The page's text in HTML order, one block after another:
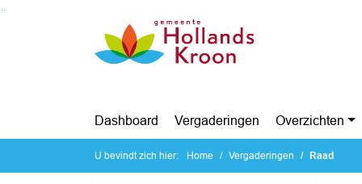
Ga naar de inhoud van deze pagina
Dashboard Vergaderingen Overzichten
U bevindt zich hier: Home Vergaderingen Raad